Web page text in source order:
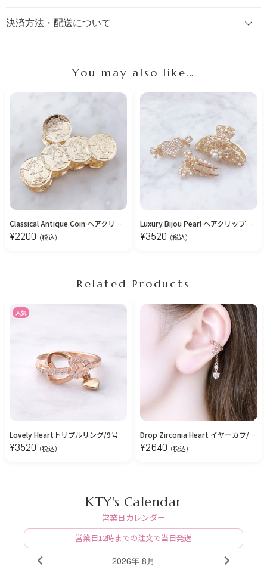
決済方法・配送について
You may also like…
Classical Antique Coin ヘアクリップ
¥2200 (税込)
Luxury Bijou Pearl ヘアクリップセット
¥3520 (税込)
Related Products
人気
Lovely Heartトリプルリング/9号
¥3520 (税込)
Drop Zirconia Heart イヤーカフ/Pink Gold
¥2640 (税込)
KTY's Calendar
営業日カレンダー
営業日12時までの注文で当日発送
2026年 8月 NEXT